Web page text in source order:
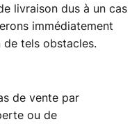
livraison dus à un cas
immédiatement
tels obstacles.
de vente par
ou de